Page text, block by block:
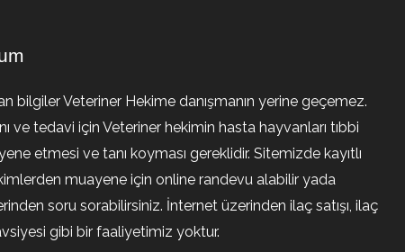
bilgiler Veteriner Hekime danışmanın yerine geçemez.
ve tedavi için Veteriner hekimin hasta hayvanları tıbbi
etmesi ve tanı koyması gereklidir. Sitemizde kayıtlı
muayene için online randevu alabilir yada
soru sorabilirsiniz. İnternet üzerinden ilaç satışı, ilaç
gibi bir faaliyetimiz yoktur.